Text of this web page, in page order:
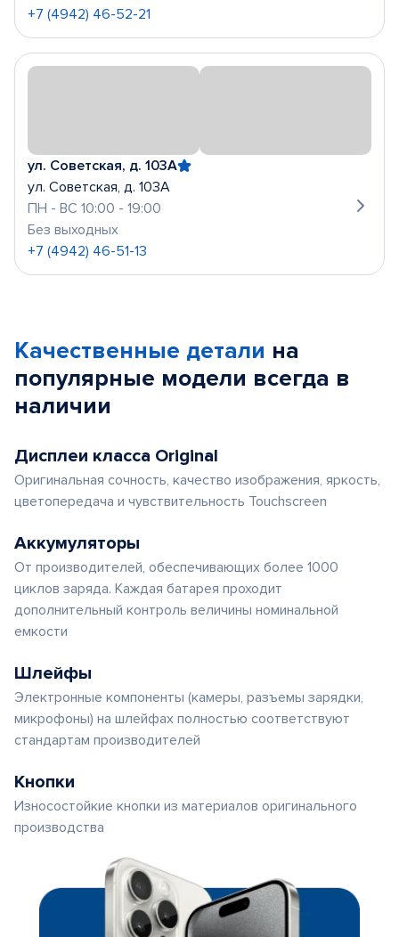
+7 (4942) 46-52-21
ул. Советская, д. 103А
ул. Советская, д. 103А
ПН - ВС 10:00 - 19:00
Без выходных
+7 (4942) 46-51-13
Качественные детали на
популярные модели всегда в
наличии
Дисплеи класса Original
Оригинальная сочность, качество изображения, яркость,
цветопередача и чувствительность Touchscreen
Аккумуляторы
От производителей, обеспечивающих более 1000
циклов заряда. Каждая батарея проходит
дополнительный контроль величины номинальной
емкости
Шлейфы
Электронные компоненты (камеры, разъемы зарядки,
микрофоны) на шлейфах полностью соответствуют
стандартам производителей
Кнопки
Износостойкие кнопки из материалов оригинального
производства